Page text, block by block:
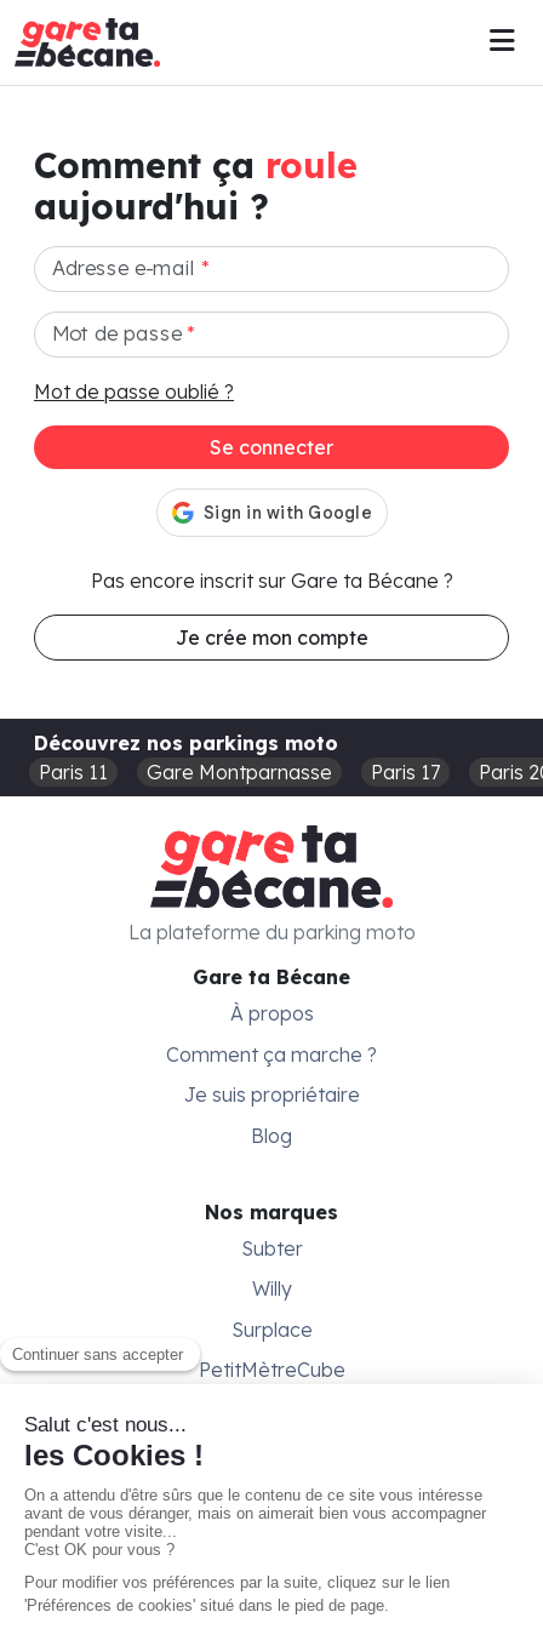
Comment ça roule
aujourd'hui ?
Adresse e-mail *
Mot de passe*
Mot de passe oublié ?
Se connecter
Pas encore inscrit sur Gare ta Bécane ?
Je crée mon compte
Découvrez nos parkings moto
Paris 11
Gare Montparnasse Paris 17 Paris
Gare ta Bécane
À propos
Comment ça marche ?
Je suis propriétaire
Blog
Nos marques
Subter
Willy
Surplace
PetitMètreCube
Besoin d'aide ?
Conditions générales
Gestion des cookies
La plateforme du parking moto